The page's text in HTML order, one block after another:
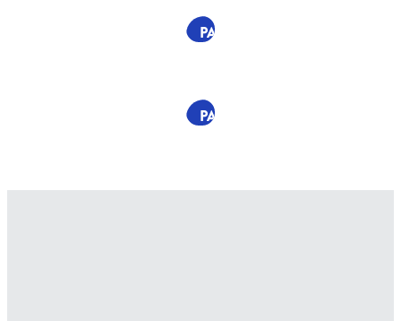
PATROCINADO
PATROCINADO